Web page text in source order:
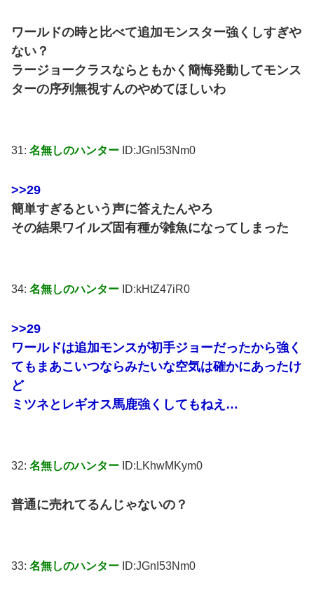
ワールドの時と比べて追加モンスター強くしすぎや
ない？
ラージョークラスならともかく簡悔発動してモンス
ターの序列無視すんのやめてほしいわ
31: 名無しのハンター ID:JGnI53Nm0
>>29
簡単すぎるという声に答えたんやろ
その結果ワイルズ固有種が雑魚になってしまった
34: 名無しのハンター ID:kHtZ47iR0
>>29
ワールドは追加モンスが初手ジョーだったから強く
てもまあこいつならみたいな空気は確かにあったけ
ど
ミツネとレギオス馬鹿強くしてもねえ…
32: 名無しのハンター ID:LKhwMKym0
普通に売れてるんじゃないの？
33: 名無しのハンター ID:JGnI53Nm0